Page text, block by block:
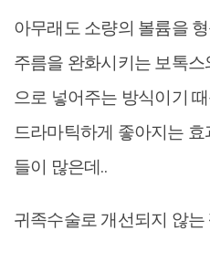
아무래도 소량의 볼륨을
주름을 완화시키는 보톡
으로 넣어주는 방식이기
드라마틱하게 좋아지는
들이 많은데..
귀족수술로 개선되지 않